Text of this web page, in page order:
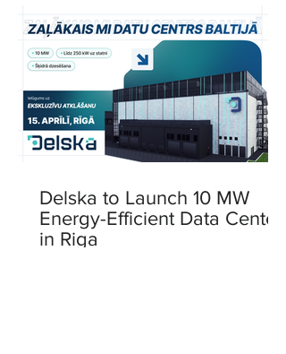
Delska to Launch 10 MW
Energy-Efficient Data Center
in Riga